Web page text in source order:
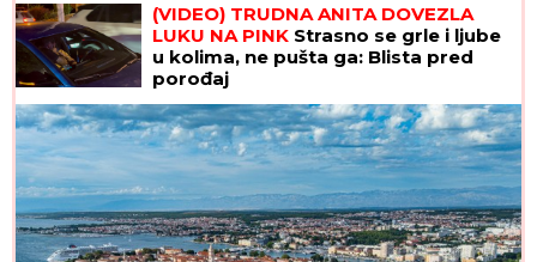
(VIDEO) TRUDNA ANITA DOVEZLA
LUKU NA PINK Strasno se grle i ljube
u kolima, ne pušta ga: Blista pred
porođaj